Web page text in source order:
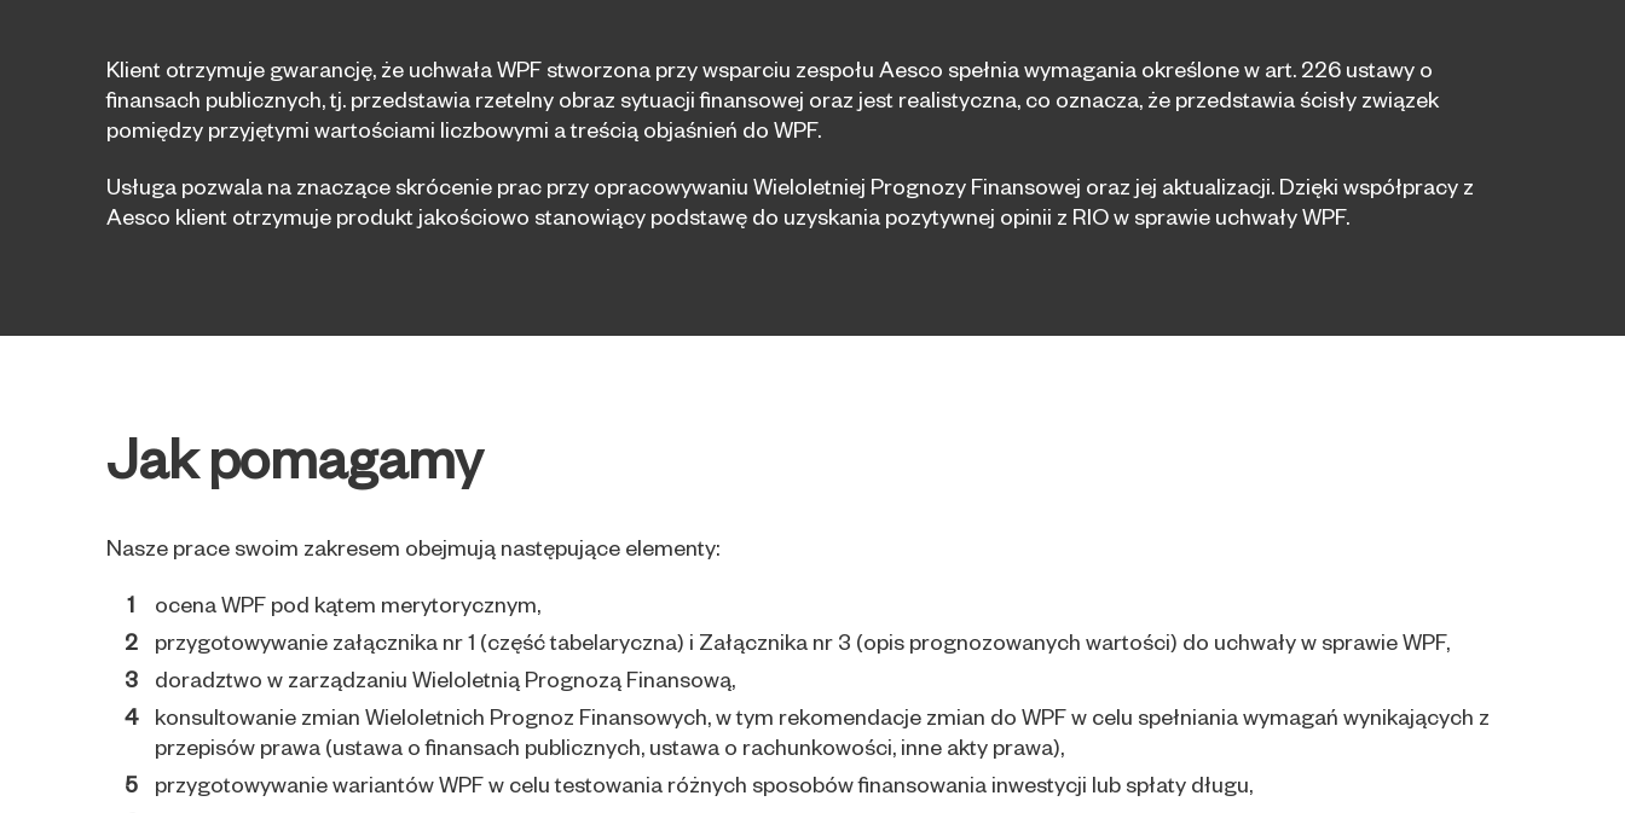
Klient otrzymuje gwarancję, że uchwała WPF stworzona przy wsparciu zespołu Aesco spełnia wymagania określone w art. 226 ustawy o
finansach publicznych, tj. przedstawia rzetelny obraz sytuacji finansowej oraz jest realistyczna, co oznacza, że przedstawia ścisły związek
pomiędzy przyjętymi wartościami liczbowymi a treścią objaśnień do WPF.
Usługa pozwala na znaczące skrócenie prac przy opracowywaniu Wieloletniej Prognozy Finansowej oraz jej aktualizacji. Dzięki współpracy z
Aesco klient otrzymuje produkt jakościowo stanowiący podstawę do uzyskania pozytywnej opinii z RIO w sprawie uchwały WPF.
Jak pomagamy
Nasze prace swoim zakresem obejmują następujące elementy:
ocena WPF pod kątem merytorycznym,
przygotowywanie załącznika nr 1 (część tabelaryczna) i Załącznika nr 3 (opis prognozowanych wartości) do uchwały w sprawie WPF,
doradztwo w zarządzaniu Wieloletnią Prognozą Finansową,
konsultowanie zmian Wieloletnich Prognoz Finansowych, w tym rekomendacje zmian do WPF w celu spełniania wymagań wynikających z
przepisów prawa (ustawa o finansach publicznych, ustawa o rachunkowości, inne akty prawa),
przygotowywanie wariantów WPF w celu testowania różnych sposobów finansowania inwestycji lub spłaty długu,